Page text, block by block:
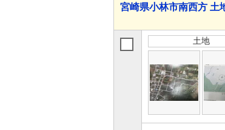
宮崎県小林市南西方 土
土地